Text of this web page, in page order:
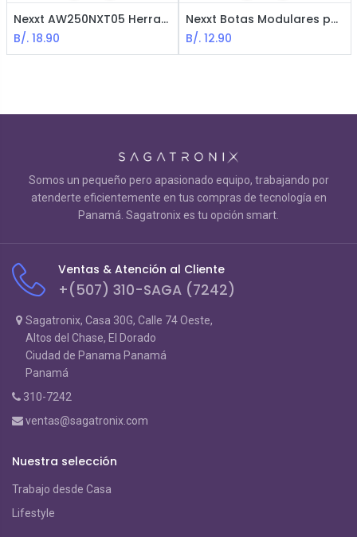
Nexxt AW250NXT05 Herramienta de Crimpado Modular / Naranja
B/. 18.90
Nexxt Botas Modulares para Conectores RJ45 / 100 Unidades
B/. 12.90
Somos un pequeño pero apasionado equipo, trabajando por
atenderte eficientemente en tus compras de tecnología en
Panamá. Sagatronix es tu opción smart.
Ventas & Atención al Cliente
+(507) 310-SAGA (7242)
Sagatronix, Casa 30G, Calle 74 Oeste,
Altos del Chase, El Dorado
Ciudad de Panama Panamá
Panamá
310-7242
ventas@sagatronix.com
Nuestra selección
Trabajo desde Casa
Lifestyle